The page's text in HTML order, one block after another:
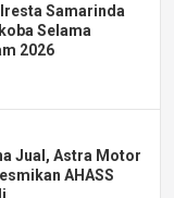
Samarinda
Selama
2026
Jual, Astra Motor
AHASS